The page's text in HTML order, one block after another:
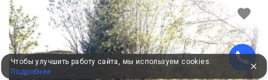
Чтобы улучшить работу сайта, мы используем cookies.
Подробнее